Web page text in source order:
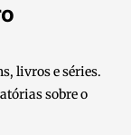
livros e séries.
sobre o